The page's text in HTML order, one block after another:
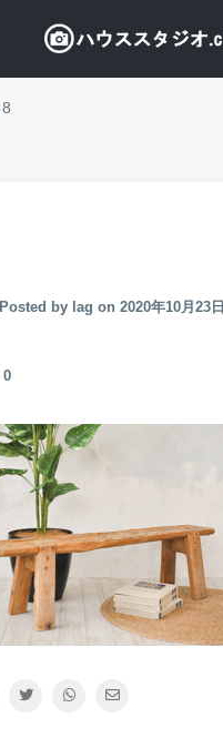
8
Posted by lag on 2020年10月23日
0